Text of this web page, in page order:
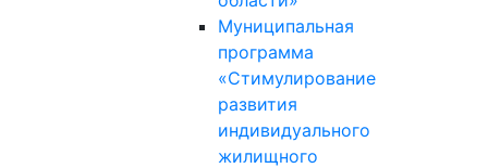
Муниципальная
программа
«Стимулирование
развития
индивидуального
жилищного